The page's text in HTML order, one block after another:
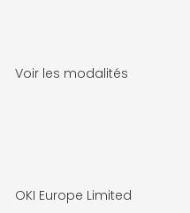
Voir les modalités
OKI Europe Limited